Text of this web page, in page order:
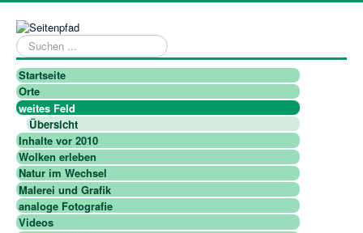
Suchen
...
Startseite
Orte
weites Feld
Übersicht
Inhalte vor 2010
Wolken erleben
Natur im Wechsel
Malerei und Grafik
analoge Fotografie
Videos